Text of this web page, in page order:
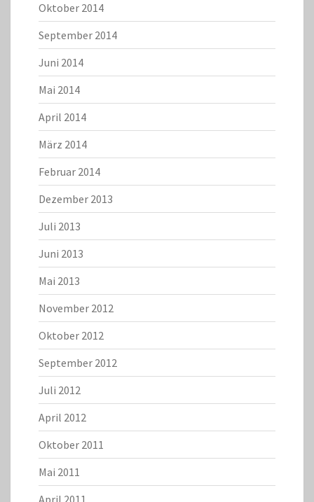
Oktober 2014
September 2014
Juni 2014
Mai 2014
April 2014
März 2014
Februar 2014
Dezember 2013
Juli 2013
Juni 2013
Mai 2013
November 2012
Oktober 2012
September 2012
Juli 2012
April 2012
Oktober 2011
Mai 2011